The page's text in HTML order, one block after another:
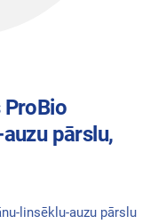
ProBio
pārslu,
linsēklu-auzu pārslu